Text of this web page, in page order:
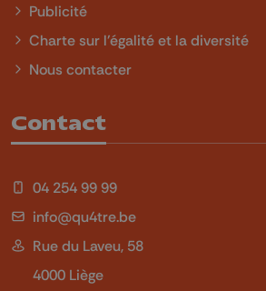
Publicité
Charte sur l'égalité et la diversité
Nous contacter
Contact
04 254 99 99
info@qu4tre.be
Rue du Laveu, 58
4000 Liège